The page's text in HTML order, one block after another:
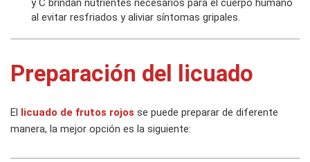
y C brindan nutrientes necesarios para el cuerpo humano
al evitar resfriados y aliviar síntomas gripales.
Preparación del licuado
El licuado de frutos rojos se puede preparar de diferente
manera, la mejor opción es la siguiente: